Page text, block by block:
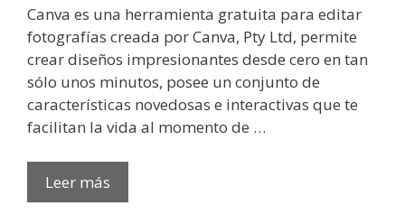
Canva es una herramienta gratuita para editar
fotografías creada por Canva, Pty Ltd, permite
crear diseños impresionantes desde cero en tan
sólo unos minutos, posee un conjunto de
características novedosas e interactivas que te
facilitan la vida al momento de …
Leer más